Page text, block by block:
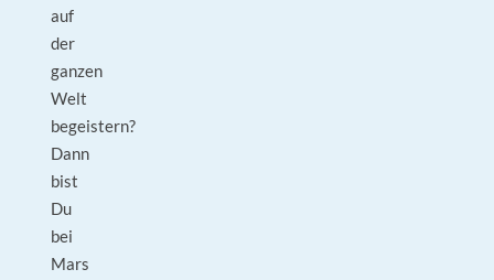
auf
der
ganzen
Welt
begeistern?
Dann
bist
Du
bei
Mars